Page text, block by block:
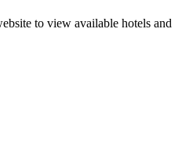
to view available hotels and